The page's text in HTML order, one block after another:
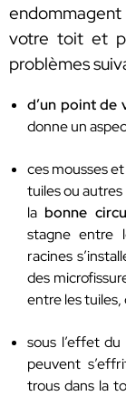
votre toit et
problèmes
d’un point de
donne un
ces mousses
tuiles ou
la bonne
stagne entre
racines
des
entre les tuiles,
sous l’effet du
peuvent
trous dans la